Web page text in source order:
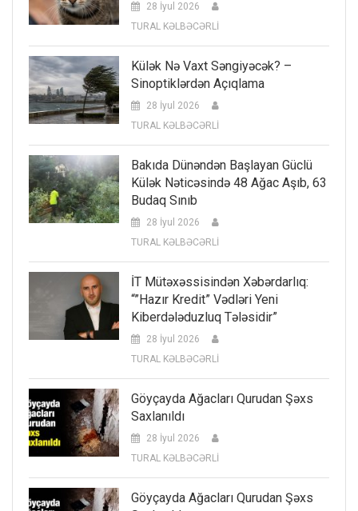
28 İyul 2026
TURAL KƏLBƏCƏRLİ
Külək Nə Vaxt Səngiyəcək? –
Sinoptiklərdən Açıqlama
28 İyul 2026
TURAL KƏLBƏCƏRLİ
Bakıda Dünəndən Başlayan Güclü
Külək Nəticəsində 48 Ağac Aşıb, 63
Budaq Sınıb
28 İyul 2026
TURAL KƏLBƏCƏRLİ
İT Mütəxəssisindən Xəbərdarlıq:
“”Hazır Kredit” Vədləri Yeni
Kiberdələduzluq Tələsidir”
28 İyul 2026
TURAL KƏLBƏCƏRLİ
Göyçayda Ağacları Qurudan Şəxs
Saxlanıldı
28 İyul 2026
TURAL KƏLBƏCƏRLİ
Göyçayda Ağacları Qurudan Şəxs